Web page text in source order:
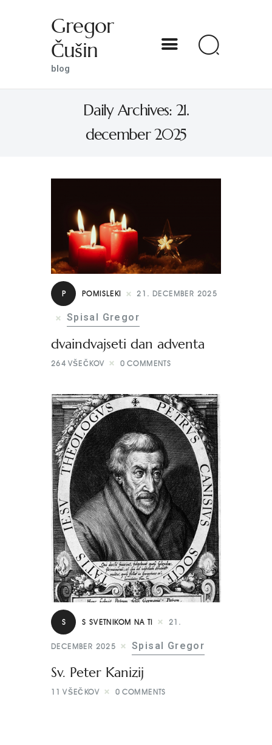
Gregor
Čušin
blog
Daily Archives: 21.
december 2025
DOMOV
S SVETNIKOM NA TI
PREDSTAVE
KNJIGE
KONTAKT
P POMISLEKI 21. DECEMBER 2025
Spisal Gregor
dvaindvajseti dan adventa
264 VŠEČKOV 0 COMMENTS
S S SVETNIKOM NA TI 21.
DECEMBER 2025 Spisal Gregor
Sv. Peter Kanizij
11 VŠEČKOV 0 COMMENTS